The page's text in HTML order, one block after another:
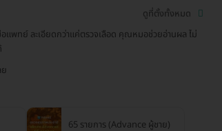
ดูที่ตั้งทั้งหมด
แพทย์ ละเอียดกว่าแค่ตรวจเลือด คุณหมอช่วยอ่านผล ไม่
65 รายการ (Advance ผู้ชาย)